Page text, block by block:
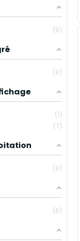
8
8
1
7
8
8